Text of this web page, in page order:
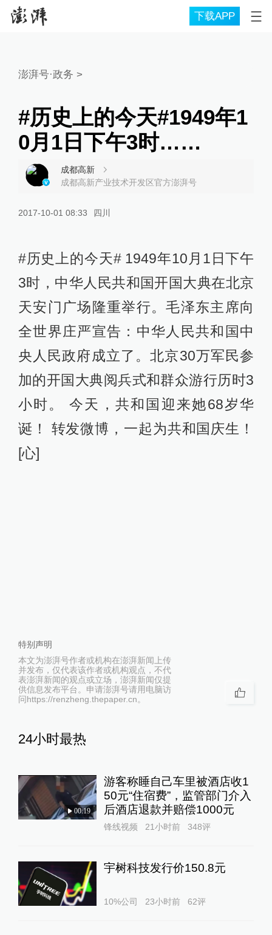
下载APP
澎湃号·政务 >
#历史上的今天#1949年1
0月1日下午3时……
成都高新
成都高新产业技术开发区官方澎湃号
2017-10-01 08:33 四川
#历史上的今天# 1949年10月1日下午
3时，中华人民共和国开国大典在北京
天安门广场隆重举行。毛泽东主席向
全世界庄严宣告：中华人民共和国中
央人民政府成立了。北京30万军民参
加的开国大典阅兵式和群众游行历时3
小时。 今天，共和国迎来她68岁华
诞！ 转发微博，一起为共和国庆生！
[心]
特别声明
本文为澎湃号作者或机构在澎湃新闻上传
并发布，仅代表该作者或机构观点，不代
表澎湃新闻的观点或立场，澎湃新闻仅提
供信息发布平台。申请澎湃号请用电脑访
问https://renzheng.thepaper.cn。
24小时最热
00:19
游客称睡自己车里被酒店收1
50元“住宿费”，监管部门介入
后酒店退款并赔偿1000元
锋线视频 21小时前 348评
宇树科技发行价150.8元
10%公司 23小时前 62评